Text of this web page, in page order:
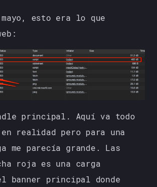
esto era lo que
principal. Aquí va todo
realidad pero para una
me parecía grande. Las
roja es una carga
banner principal donde